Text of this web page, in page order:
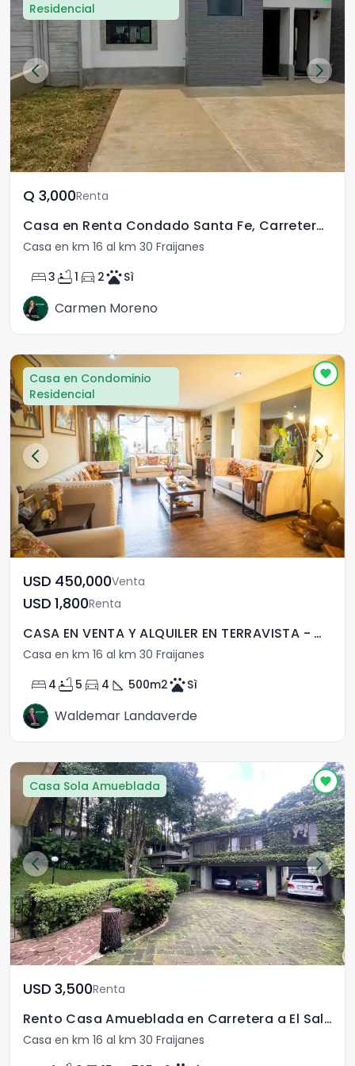
Residencial
Q	3,000Renta
Casa en Renta Condado Santa Fe, Carretera a El Salvador
Casa en km 16 al km 30 Fraijanes
bed3 bathtub1 directions_car 2petsSì
Carmen Moreno
Casa en Condominio
Residencial
USD	450,000Venta
USD	1,800Renta
CASA EN VENTA Y ALQUILER EN TERRAVISTA - CES
Casa en km 16 al km 30 Fraijanes
bed 4 bathtub 5 directions_car 4 square_foot 500m2petsSì
Waldemar Landaverde
Casa Sola Amueblada
USD	3,500Renta
Rento Casa Amueblada en Carretera a El Salvador
Casa en km 16 al km 30 Fraijanes